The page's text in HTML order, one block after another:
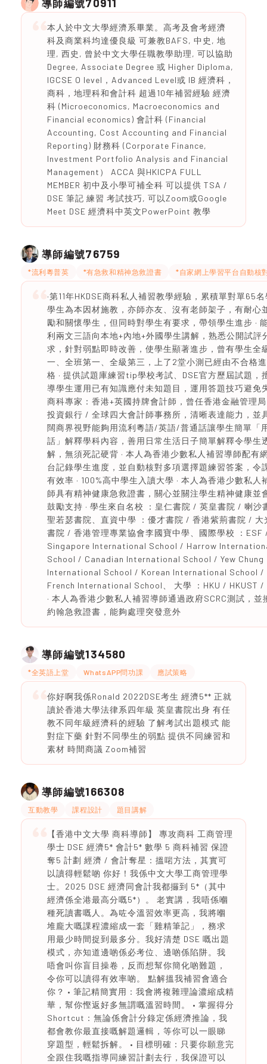
導師編號
本人於中文大學經濟系畢業。高考及會考經濟
科及商業科均達優良級 可兼教BAFS, 中史, 地
理, 西史, 曾於中文大學任職教學助理, 可以協助
Degree, Associate Degree 或 Higher Diploma,
IGCSE O level，Advanced Level或 IB 經濟科，
商科，地理科和會計科 超過10年補習經驗 經濟
科 (Microeconomics, Macroeconomics and
Financial economics) 會計科 (Financial
Accounting, Cost Accounting and Financial
Reporting) 財務科 (Corporate Finance,
Investment Portfolio Analysis and Financial
Management） ACCA 與HKICPA FULL
MEMBER 初中及小學可補全科 可以提供 TSA /
DSE 筆記 練習 考試技巧, 可以Zoom或Google
Meet DSE 經濟科中英文PowerPoint 教學
導師編號76759
*流利粵普英 *有急救和精神急救證書 *自家網上學習平台自動核
·第11年HKDSE商科私人補習教學經驗，累積單對單65
學生為本因材施教，亦師亦友、沒有老師架子，有耐心
勵和關懷學生，但同時對學生有要求，帶領學生進步 ·
利兩文三語向本地+內地+外國學生講解，熟悉公開試評
求，針對弱點即時改善，使學生顯著進步，曾有學生全
一、全班第一、全級第三，上了2堂小測已經由不合格
格 · 提供試題庫練習tip學校考試、DSE官方歷屆試題，
導學生運用已有知識應付未知題目，運用答題技巧避免
商科專家：香港+英國持牌會計師，曾任香港金融管理
投資銀行 / 全球四大會計師事務所，清晰表達能力，並
闊商界視野能夠用流利粵語/英語/普通話讓學生簡單「
話」解釋學科內容，善用日常生活日子簡單解釋令學生
解，無須死記硬背 · 本人為香港少數私人補習導師配有
台記錄學生進度，並自動核對多項選擇題練習答案，令
有效率 · 100%高中學生入讀大學 · 本人為香港少數私人
師具有精神健康急救證書，關心並關注學生精神健康並
鼓勵支持 · 學生來自名校 ：皇仁書院 / 英皇書院 / 喇沙
聖若瑟書院、直資中學 ：優才書院 / 香港紫荊書院 / 大
書院 / 香港管理專業協會李國寶中學、國際學校 ：ESF
Singapore International School / Harrow
School / Canadian International School / Yew Chung
International School / Korean International School /
French International School、 大學 ：HKU / HKUST /
· 本人為香港少數私人補習導師通過政府SCRC測試，並
約翰急救證書，能夠處理突發意外
導師編號134580
*全英語上堂 WhatsAPP問功課 應試策略
你好啊我係Ronald 2022DSE考生 經濟5** 正就
讀於香港大學法律系四年級 英皇書院出身 有任
教不同年級經濟科的經驗 了解考試出題模式 能
對症下藥 針對不同學生的弱點 提供不同練習和
素材 時間商議 Zoom補習
導師編號166308
互動教學 課程設計 題目講解
【香港中文大學 商科導師】 專攻商科 工商管理
學士 DSE 經濟5* 會計5* 數學 5 商科補習 保證
奪5 計劃 經濟 / 會計奪星：搵啱方法，其實可
以讀得輕鬆啲 你好！我係中文大學工商管理學
士。2025 DSE 經濟同會計我都攞到 5*（其中
經濟係全港最高分嘅5*）。 老實講，我唔係嗰
種死讀書嘅人。為咗令溫習效率更高，我將嗰
堆龐大嘅課程濃縮成一套「雞精筆記」，務求
用最少時間捉到最多分。我好清楚 DSE 嘅出題
模式，亦知道邊啲係必考位、邊啲係陷阱。我
唔會叫你盲目操卷，反而想幫你簡化啲難題，
令你可以讀得有效率啲。 點解搵我補習會適合
你？ • 筆記精簡實用：我會將複雜理論濃縮成精
華，幫你慳返好多無謂嘅溫習時間。 • 掌握得分
Shortcut：無論係會計分錄定係經濟推論，我
都會教你最直接嘅解題邏輯，等你可以一眼睇
穿題型，輕鬆拆解。 • 目標明確：只要你願意完
全跟住我嘅指導同練習計劃去行，我保證可以